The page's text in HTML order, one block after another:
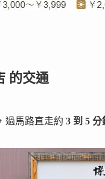
的交通
過馬路直走約 3 到 5 分